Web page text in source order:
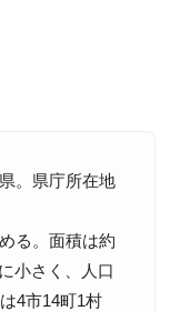
。県庁所在地
る。面積は約
小さく、人口
4市14町1村